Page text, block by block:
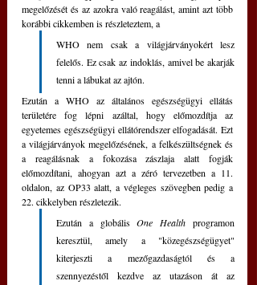
megelőzését és az azokra való reagálást, amint azt több
korábbi cikkemben is részleteztem, a
WHO nem csak a világjárványokért lesz
felelős. Ez csak az indoklás, amivel be akarják
tenni a lábukat az ajtón.
Ezután a WHO az általános egészségügyi ellátás
területére fog lépni azáltal, hogy előmozdítja az
egyetemes egészségügyi ellátórendszer elfogadását. Ezt
a világjárványok megelőzésének, a felkészültségnek és
a reagálásnak a fokozása zászlaja alatt fogják
előmozdítani, ahogyan azt a zéró tervezetben a 11.
oldalon, az OP33 alatt, a végleges szövegben pedig a
22. cikkelyben részletezik.
Ezután a globális One Health programon
keresztül, amely a "közegészségügyet"
kiterjeszti a mezőgazdaságtól és a
szennyezéstől kezdve az utazáson át az